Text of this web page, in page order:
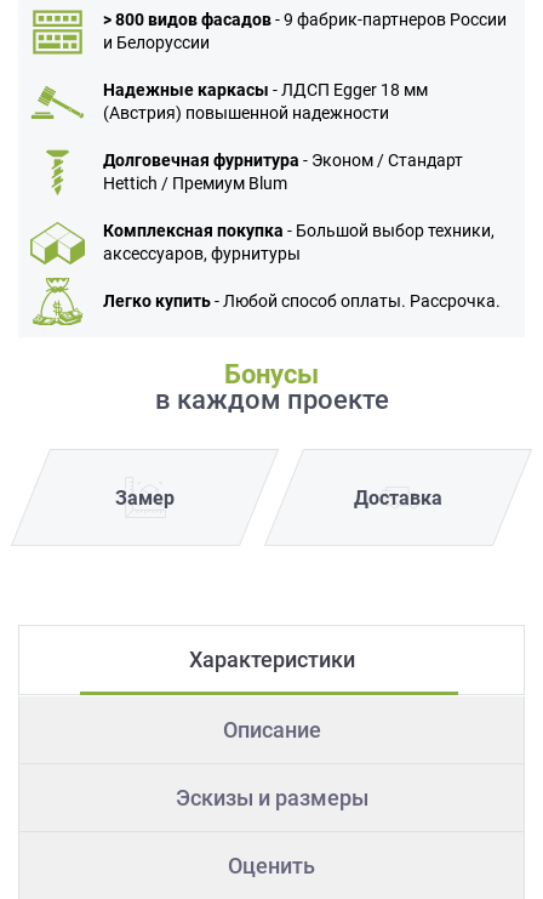
> 800 видов фасадов- 9 фабрик-партнеров России
и Белоруссии
Надежные каркасы - ЛДСП Egger 18 мм
(Австрия) повышенной надежности
Долговечная фурнитура - Эконом / Стандарт
Hettich / Премиум Blum
Комплексная покупка - Большой выбор техники,
аксессуаров, фурнитуры
Легко купить- Любой способ оплаты. Рассрочка.
Бонусы
в каждом проекте
Замер Доставка
Характеристики
Описание
Эскизы и размеры
Оценить